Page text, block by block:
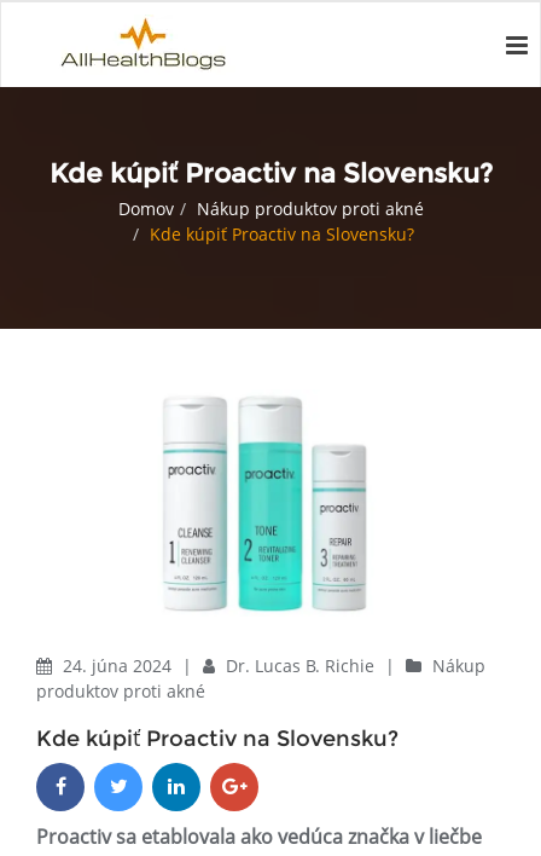
Kde kúpiť Proactiv na Slovensku?
Domov
Nákup produktov proti akné
Kde kúpiť Proactiv na Slovensku?
24. júna 2024 | Dr. Lucas B. Richie |
Nákup
produktov proti akné
Kde kúpiť Proactiv na Slovensku?
Proactiv sa etablovala ako vedúca značka v liečbe